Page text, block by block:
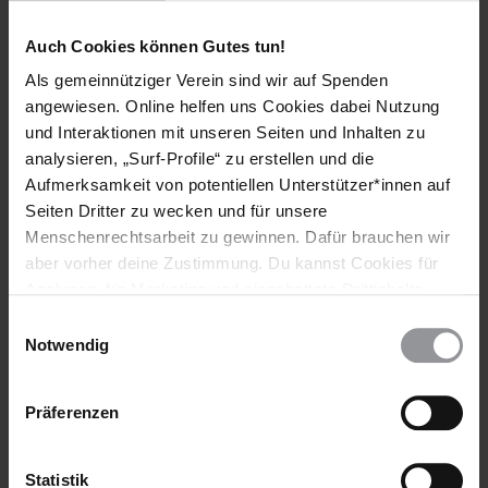
Auch Cookies können Gutes tun!
Als gemeinnütziger Verein sind wir auf Spenden
angewiesen. Online helfen uns Cookies dabei Nutzung
und Interaktionen mit unseren Seiten und Inhalten zu
analysieren, „Surf-Profile“ zu erstellen und die
Aufmerksamkeit von potentiellen Unterstützer*innen auf
Seiten Dritter zu wecken und für unsere
Menschenrechtsarbeit zu gewinnen. Dafür brauchen wir
aber vorher deine Zustimmung. Du kannst Cookies für
wieder ändern. Diesen Banner kannst Du über den Link
Notwendig
Präferenzen
Statistik
Länder
Ägypten Libyen Tunesien
Themen
Flüchtlinge & Asyl
Teile diesen Beitrag